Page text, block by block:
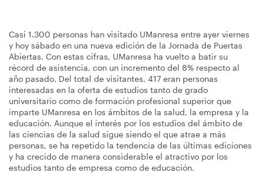
Casi 1.300 personas han visitado UManresa entre ayer viernes
y hoy sábado en una nueva edición de la Jornada de Puertas
Abiertas. Con estas cifras, UManresa ha vuelto a batir su
récord de asistencia, con un incremento del 8% respecto al
año pasado. Del total de visitantes, 417 eran personas
interesadas en la oferta de estudios tanto de grado
universitario como de formación profesional superior que
imparte UManresa en los ámbitos de la salud, la empresa y la
educación. Aunque el interés por los estudios del ámbito de
las ciencias de la salud sigue siendo el que atrae a más
personas, se ha repetido la tendencia de las últimas ediciones
y ha crecido de manera considerable el atractivo por los
estudios tanto de empresa como de educación.